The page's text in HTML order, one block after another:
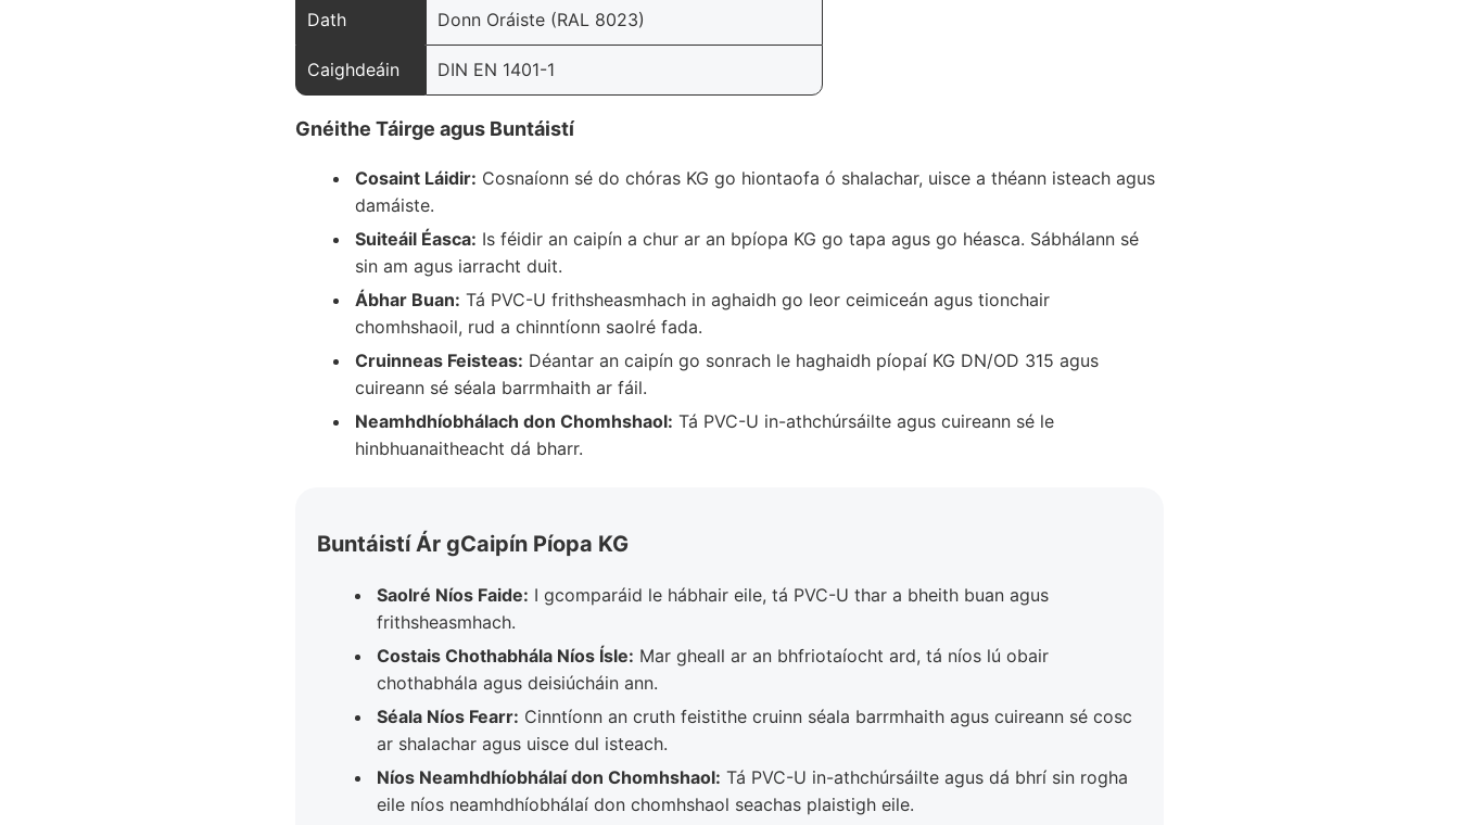
Dath Donn Oráiste (RAL 8023)
Caighdeáin DIN EN 1401-1
Gnéithe Táirge agus Buntáistí
Cosaint Láidir: Cosnaíonn sé do chóras KG go hiontaofa ó shalachar, uisce a théann isteach agus
damáiste.
Suiteáil Éasca: Is féidir an caipín a chur ar an bpíopa KG go tapa agus go héasca. Sábhálann sé
sin am agus iarracht duit.
Ábhar Buan: Tá PVC-U frithsheasmhach in aghaidh go leor ceimiceán agus tionchair
chomhshaoil, rud a chinntíonn saolré fada.
Cruinneas Feisteas: Déantar an caipín go sonrach le haghaidh píopaí KG DN/OD 315 agus
cuireann sé séala barrmhaith ar fáil.
Neamhdhíobhálach don Chomhshaol: Tá PVC-U in-athchúrsáilte agus cuireann sé le
hinbhuanaitheacht dá bharr.
Buntáistí Ár gCaipín Píopa KG
Saolré Níos Faide: I gcomparáid le hábhair eile, tá PVC-U thar a bheith buan agus
frithsheasmhach.
Costais Chothabhála Níos Ísle: Mar gheall ar an bhfriotaíocht ard, tá níos lú obair
chothabhála agus deisiúcháin ann.
Séala Níos Fearr: Cinntíonn an cruth feistithe cruinn séala barrmhaith agus cuireann sé cosc
ar shalachar agus uisce dul isteach.
Níos Neamhdhíobhálaí don Chomhshaol: Tá PVC-U in-athchúrsáilte agus dá bhrí sin rogha
eile níos neamhdhíobhálaí don chomhshaol seachas plaistigh eile.